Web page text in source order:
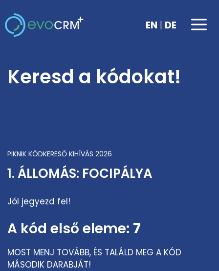
tartalomba
EN | DE
Keresd a kódokat!
PIKNIK KÓDKERESŐ KIHÍVÁS 2026
1. ÁLLOMÁS: FOCIPÁLYA
Jól jegyezd fel!
A kód első eleme: 7
MOST MENJ TOVÁBB, ÉS TALÁLD MEG A KÓD
MÁSODIK DARABJÁT!